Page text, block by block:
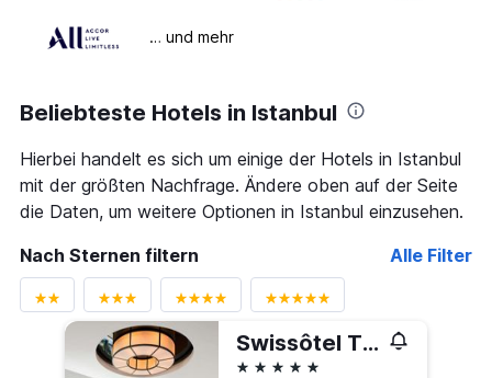
… und mehr
Beliebteste Hotels in Istanbul
Hierbei handelt es sich um einige der Hotels in Istanbul
mit der größten Nachfrage. Ändere oben auf der Seite
die Daten, um weitere Optionen in Istanbul einzusehen.
Nach Sternen filtern
Alle Filter
Swissôtel The Bosphorus - Istanbul
5 Sterne